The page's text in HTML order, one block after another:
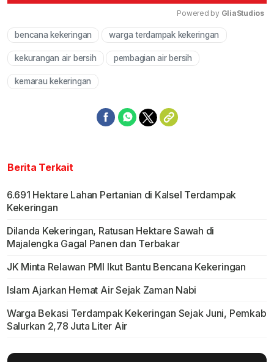
Mute
Powered by GliaStudios
bencana kekeringan warga terdampak kekeringan
kekurangan air bersih pembagian air bersih
kemarau kekeringan
Berita Terkait
6.691 Hektare Lahan Pertanian di Kalsel Terdampak
Kekeringan
Dilanda Kekeringan, Ratusan Hektare Sawah di
Majalengka Gagal Panen dan Terbakar
JK Minta Relawan PMI Ikut Bantu Bencana Kekeringan
Islam Ajarkan Hemat Air Sejak Zaman Nabi
Warga Bekasi Terdampak Kekeringan Sejak Juni, Pemkab
Salurkan 2,78 Juta Liter Air